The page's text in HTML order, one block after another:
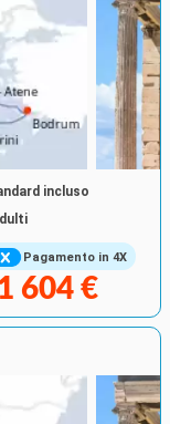
Pagamento in 4X
incluso
604 €